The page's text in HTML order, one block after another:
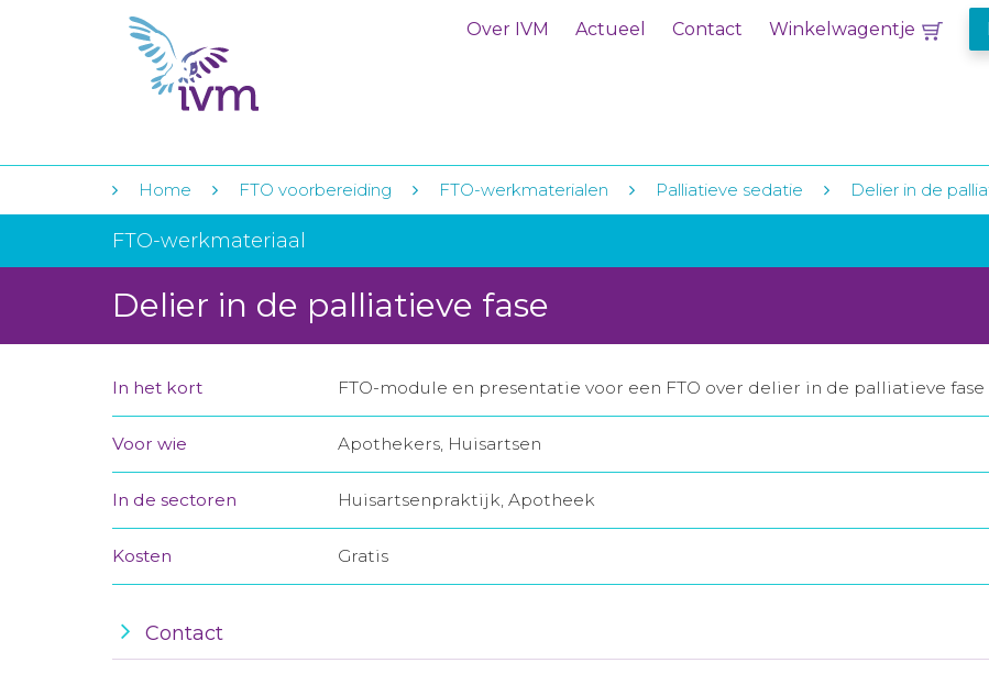
Over IVM Actueel Contact Winkelwagentje
Home FTO voorbereiding FTO-werkmaterialen Palliatieve sedatie Delier in de
FTO-werkmateriaal
Delier in de palliatieve fase
In het kort FTO-module en presentatie voor een FTO over delier in de palliatieve fase
Voor wie Apothekers, Huisartsen
In de sectoren Huisartsenpraktijk, Apotheek
Kosten Gratis
Contact